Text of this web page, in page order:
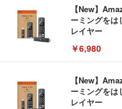
【New】
ーミングをは
レイヤー
￥6,980
【New】
ーミングをは
レイヤー